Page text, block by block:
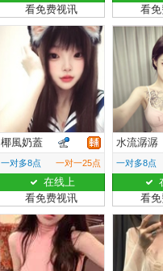
看免费视讯
看
椰風奶蓋
一对多8点 一对一25点
在线上
看免费视讯
水流潺潺
一对多8点
看